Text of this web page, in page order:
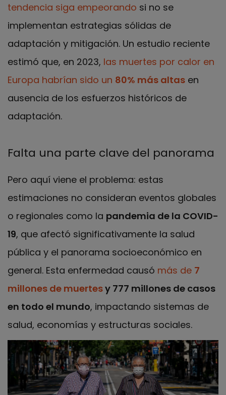
tendencia siga empeorando si no se
implementan estrategias sólidas de
adaptación y mitigación. Un estudio reciente
estimó que, en 2023, las muertes por calor en
Europa habrían sido un 80% más altas en
ausencia de los esfuerzos históricos de
adaptación.
Falta una parte clave del panorama
Pero aquí viene el problema: estas
estimaciones no consideran eventos globales
o regionales como la pandemia de la COVID-
19, que afectó significativamente la salud
pública y el panorama socioeconómico en
general. Esta enfermedad causó más de 7
millones de muertesy 777 millones de casos
en todo el mundo, impactando sistemas de
salud, economías y estructuras sociales.